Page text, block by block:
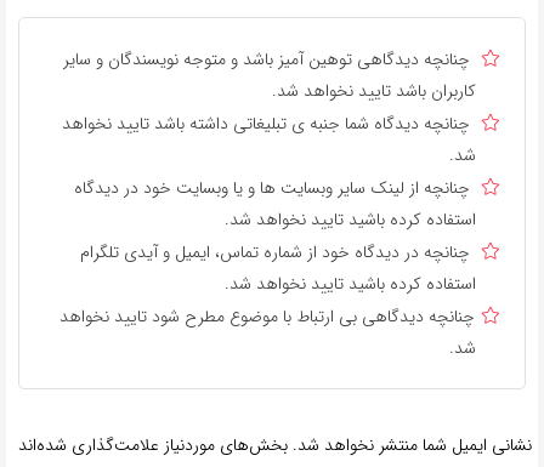
چنانچه دیدگاهی توهین آمیز باشد و متوجه نویسندگان و سایر
کاربران باشد تایید نخواهد شد.
چنانچه دیدگاه شما جنبه ی تبلیغاتی داشته باشد تایید نخواهد
شد.
چنانچه از لینک سایر وبسایت ها و یا وبسایت خود در دیدگاه
استفاده کرده باشید تایید نخواهد شد.
چنانچه در دیدگاه خود از شماره تماس، ایمیل و آیدی تلگرام
استفاده کرده باشید تایید نخواهد شد.
چنانچه دیدگاهی بی ارتباط با موضوع مطرح شود تایید نخواهد
شد.
نشانی ایمیل شما منتشر نخواهد شد. بخش‌های موردنیاز علامت‌گذاری شده‌اند